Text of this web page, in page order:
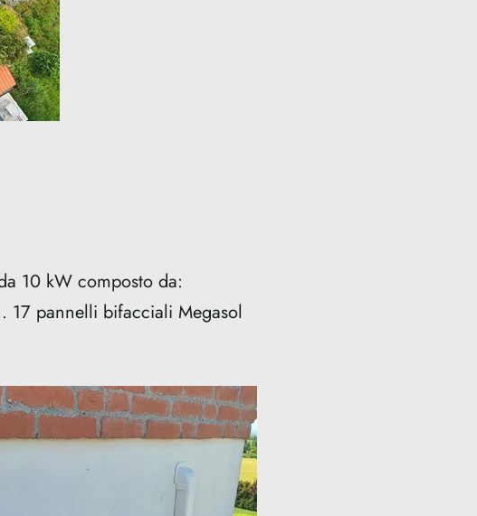
10 kW composto da:
17 pannelli bifacciali Megasol